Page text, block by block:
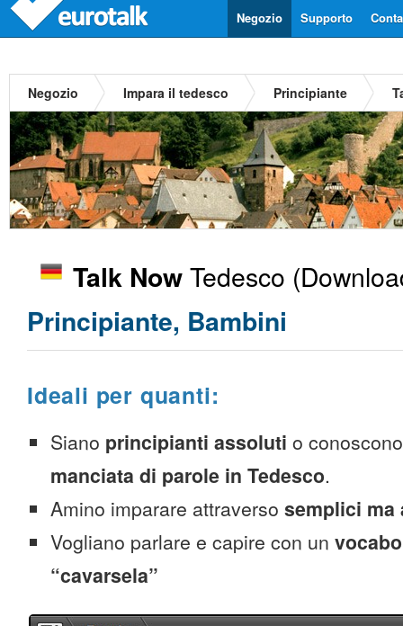
Supporto
Negozio
Negozio Impara il tedesco Principiante
Talk NowTedesco
Principiante, Bambini
Ideali per quanti:
Siano principianti assoluti o
manciata di parole in Tedesco.
Amino imparare attraverso semplici
Vogliano parlare e capire con un
“cavarsela”